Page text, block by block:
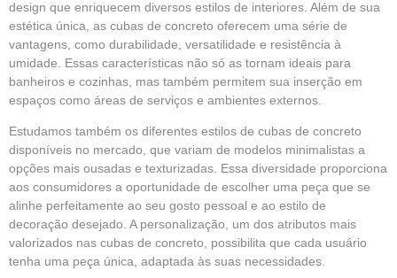
design que enriquecem diversos estilos de interiores. Além de sua
estética única, as cubas de concreto oferecem uma série de
vantagens, como durabilidade, versatilidade e resistência à
umidade. Essas características não só as tornam ideais para
banheiros e cozinhas, mas também permitem sua inserção em
espaços como áreas de serviços e ambientes externos.
Estudamos também os diferentes estilos de cubas de concreto
disponíveis no mercado, que variam de modelos minimalistas a
opções mais ousadas e texturizadas. Essa diversidade proporciona
aos consumidores a oportunidade de escolher uma peça que se
alinhe perfeitamente ao seu gosto pessoal e ao estilo de
decoração desejado. A personalização, um dos atributos mais
valorizados nas cubas de concreto, possibilita que cada usuário
tenha uma peça única, adaptada às suas necessidades.